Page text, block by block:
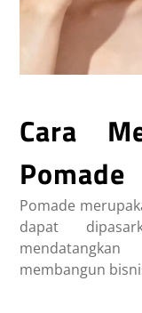
Cara
Pomade
Pomade
dapat
membangun